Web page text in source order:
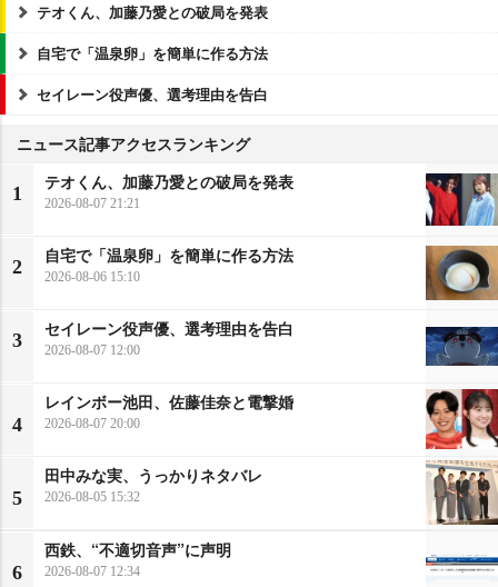
テオくん、加藤乃愛との破局を発表
自宅で「温泉卵」を簡単に作る方法
セイレーン役声優、選考理由を告白
ニュース記事アクセスランキング
1
テオくん、加藤乃愛との破局を発表
2026-08-07 21:21
2
自宅で「温泉卵」を簡単に作る方法
2026-08-06 15:10
3
セイレーン役声優、選考理由を告白
2026-08-07 12:00
4
レインボー池田、佐藤佳奈と電撃婚
2026-08-07 20:00
5
田中みな実、うっかりネタバレ
2026-08-05 15:32
6
西鉄、“不適切音声”に声明
2026-08-07 12:34